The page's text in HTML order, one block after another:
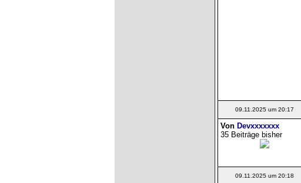
09.11.2025 um 20:17
Von Devxxxxxxx
35 Beiträge bisher
09.11.2025 um 20:18